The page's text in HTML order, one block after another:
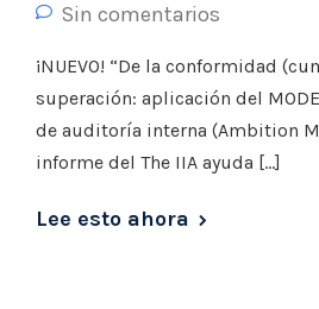
Sin comentarios
¡NUEVO! “De la conformidad
superación: aplicación del
de auditoría interna (Ambition
informe del The IIA ayuda […]
Lee esto ahora